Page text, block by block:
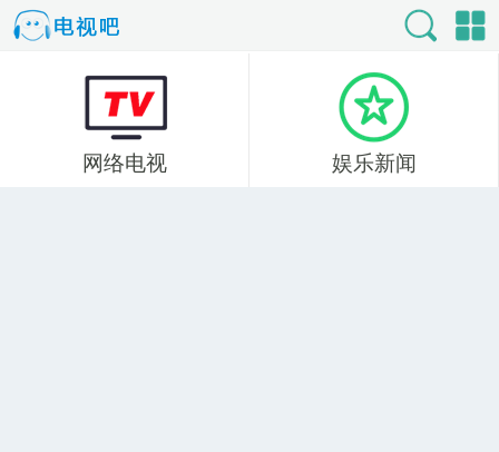
网络电视 娱乐新闻